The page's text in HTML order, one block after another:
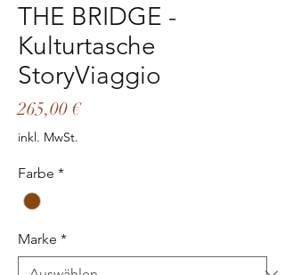
THE BRIDGE -
Kulturtasche
StoryViaggio
265,00 €Preis
inkl. MwSt.
Farbe *
Marke *